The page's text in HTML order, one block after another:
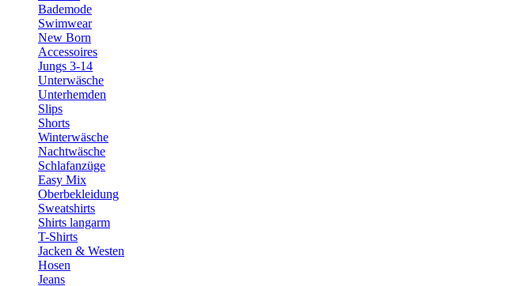
Bademode
Swimwear
New Born
Accessoires
Jungs 3-14
Unterwäsche
Unterhemden
Slips
Shorts
Winterwäsche
Nachtwäsche
Schlafanzüge
Easy Mix
Oberbekleidung
Sweatshirts
Shirts langarm
T-Shirts
Jacken & Westen
Hosen
Jeans